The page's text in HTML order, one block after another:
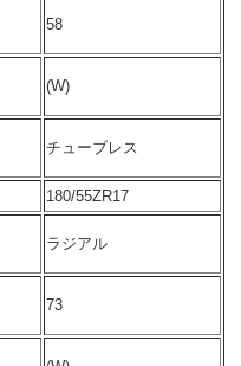
58
(W)
チューブレス
180/55ZR17
ラジアル
73